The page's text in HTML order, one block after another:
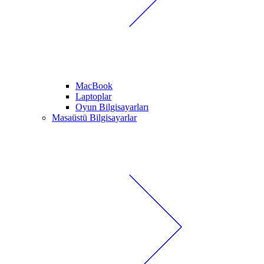
MacBook
Laptoplar
Oyun Bilgisayarları
Masaüstü Bilgisayarlar